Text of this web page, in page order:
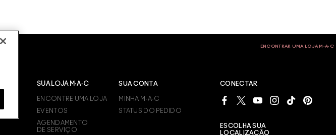
ENCONTRAR UMA LOJA M∙A∙C
SUA LOJA M·A·C
ENCONTRE UMA LOJA
EVENTOS
AGENDAMENTO
DE SERVIÇO
SUA CONTA
MINHA M·A·C
STATUS DO PEDIDO
CONECTAR
ESCOLHA SUA
LOCALIZAÇÃO